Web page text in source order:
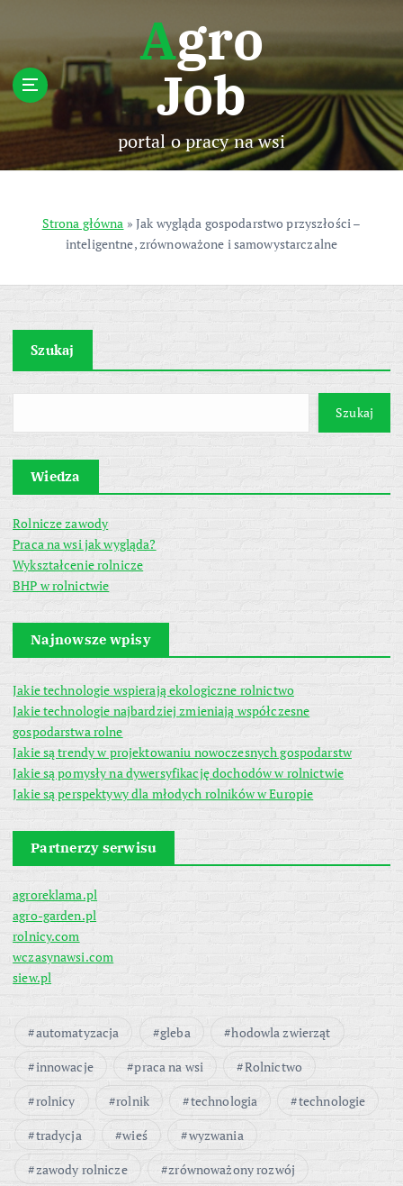
p
t
c
n
Agro
Job
portal o pracy na wsi
Strona główna » Jak wygląda gospodarstwo przyszłości –
inteligentne, zrównoważone i samowystarczalne
Szukaj
Szukaj
Wiedza
Rolnicze zawody
Praca na wsi jak wygląda?
Wykształcenie rolnicze
BHP w rolnictwie
Najnowsze wpisy
Jakie technologie wspierają ekologiczne rolnictwo
Jakie technologie najbardziej zmieniają współczesne
gospodarstwa rolne
Jakie są trendy w projektowaniu nowoczesnych gospodarstw
Jakie są pomysły na dywersyfikację dochodów w rolnictwie
Jakie są perspektywy dla młodych rolników w Europie
Partnerzy serwisu
agroreklama.pl
agro-garden.pl
rolnicy.com
wczasynawsi.com
siew.pl
automatyzacja gleba
hodowla zwierząt
innowacje
praca na wsi
Rolnictwo
rolnicy
rolnik technologia
technologie
tradycja
wieś
wyzwania
zawody rolnicze
zrównoważony rozwój